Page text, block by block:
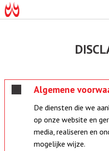
Algemene
De diensten die we
op onze website en
media, realiseren en
mogelijke wijze.